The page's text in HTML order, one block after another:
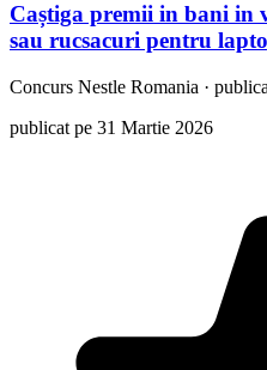
Caștiga premii in bani in
sau rucsacuri pentru
Concurs Nestle Romania ·
publicat pe 31 Martie 2026